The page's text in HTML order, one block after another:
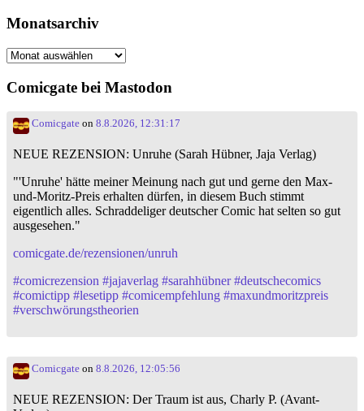
Monatsarchiv
Monatsarchiv
Comicgate bei Mastodon
Comicgate on 8.8.2026, 12:31:17
NEUE REZENSION: Unruhe (Sarah Hübner, Jaja Verlag)
"'Unruhe' hätte meiner Meinung nach gut und gerne den Max-
und-Moritz-Preis erhalten dürfen, in diesem Buch stimmt
eigentlich alles. Schraddeliger deutscher Comic hat selten so gut
ausgesehen."
comicgate.de/rezensionen/unruh
#comicrezension #jajaverlag #sarahhübner #deutschecomics
#comictipp #lesetipp #comicempfehlung #maxundmoritzpreis
#verschwörungstheorien
Comicgate on 8.8.2026, 12:05:56
NEUE REZENSION: Der Traum ist aus, Charly P. (Avant-